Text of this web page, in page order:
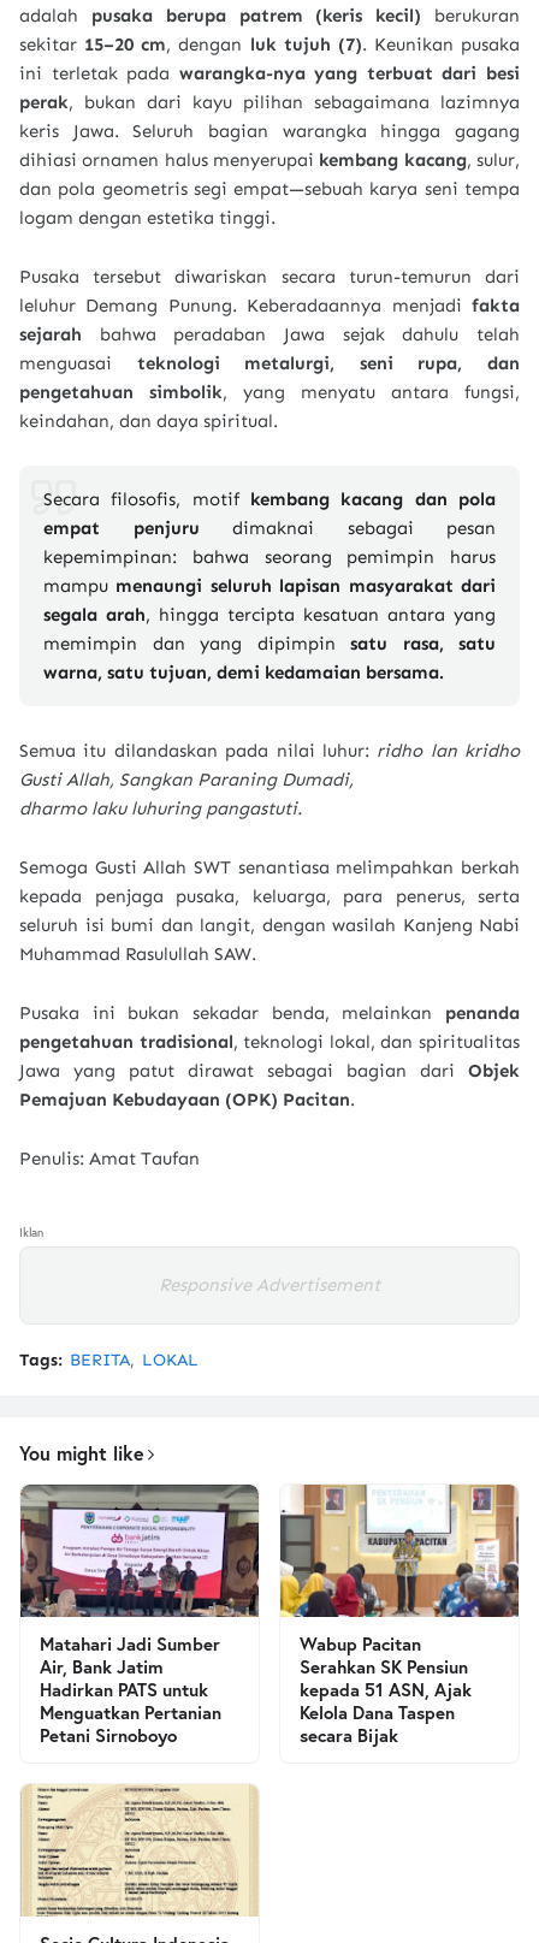
adalah pusaka berupa patrem (keris kecil) berukuran
sekitar 15–20 cm, dengan luk tujuh (7). Keunikan pusaka
ini terletak pada warangka-nya yang terbuat dari besi
perak, bukan dari kayu pilihan sebagaimana lazimnya
keris Jawa. Seluruh bagian warangka hingga gagang
dihiasi ornamen halus menyerupai kembang kacang, sulur,
dan pola geometris segi empat—sebuah karya seni tempa
logam dengan estetika tinggi.
Pusaka tersebut diwariskan secara turun-temurun dari
leluhur Demang Punung. Keberadaannya menjadi fakta
sejarah bahwa peradaban Jawa sejak dahulu telah
menguasai teknologi metalurgi, seni rupa, dan
pengetahuan simbolik, yang menyatu antara fungsi,
keindahan, dan daya spiritual.
Secara filosofis, motif kembang kacang dan pola
empat penjuru dimaknai sebagai pesan
kepemimpinan: bahwa seorang pemimpin harus
mampu menaungi seluruh lapisan masyarakat dari
segala arah, hingga tercipta kesatuan antara yang
memimpin dan yang dipimpin satu rasa, satu
warna, satu tujuan, demi kedamaian bersama.
Semua itu dilandaskan pada nilai luhur: ridho lan kridho
Gusti Allah, Sangkan Paraning Dumadi,
dharmo laku luhuring pangastuti.
Semoga Gusti Allah SWT senantiasa melimpahkan berkah
kepada penjaga pusaka, keluarga, para penerus, serta
seluruh isi bumi dan langit, dengan wasilah Kanjeng Nabi
Muhammad Rasulullah SAW.
Pusaka ini bukan sekadar benda, melainkan penanda
pengetahuan tradisional, teknologi lokal, dan spiritualitas
Jawa yang patut dirawat sebagai bagian dari Objek
Pemajuan Kebudayaan (OPK) Pacitan.
Penulis: Amat Taufan
Iklan
Responsive Advertisement
Tags: BERITA LOKAL
You might like
Matahari Jadi Sumber
Air, Bank Jatim
Hadirkan PATS untuk
Menguatkan Pertanian
Petani Sirnoboyo
Wabup Pacitan
Serahkan SK Pensiun
kepada 51 ASN, Ajak
Kelola Dana Taspen
secara Bijak